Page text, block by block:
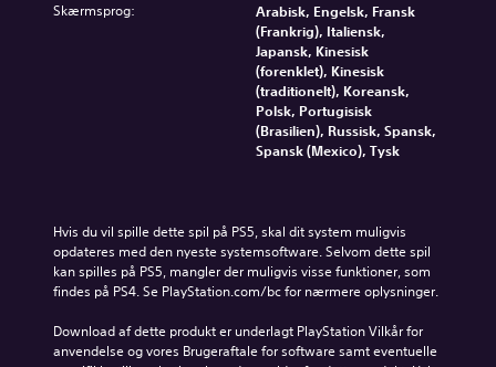
Skærmsprog:
Arabisk, Engelsk, Fransk
(Frankrig), Italiensk,
Japansk, Kinesisk
(forenklet), Kinesisk
(traditionelt), Koreansk,
Polsk, Portugisisk
(Brasilien), Russisk, Spansk,
Spansk (Mexico), Tysk
Hvis du vil spille dette spil på PS5, skal dit system muligvis
opdateres med den nyeste systemsoftware. Selvom dette spil
kan spilles på PS5, mangler der muligvis visse funktioner, som
findes på PS4. Se PlayStation.com/bc for nærmere oplysninger.
Download af dette produkt er underlagt PlayStation Vilkår for
anvendelse og vores Brugeraftale for software samt eventuelle